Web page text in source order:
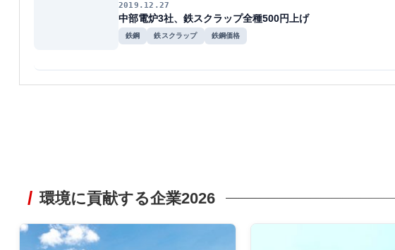
2019.12.27
中部電炉3社、鉄スクラップ全種500円上げ
鉄鋼 鉄スクラップ 鉄鋼価格
環境に貢献する企業2026